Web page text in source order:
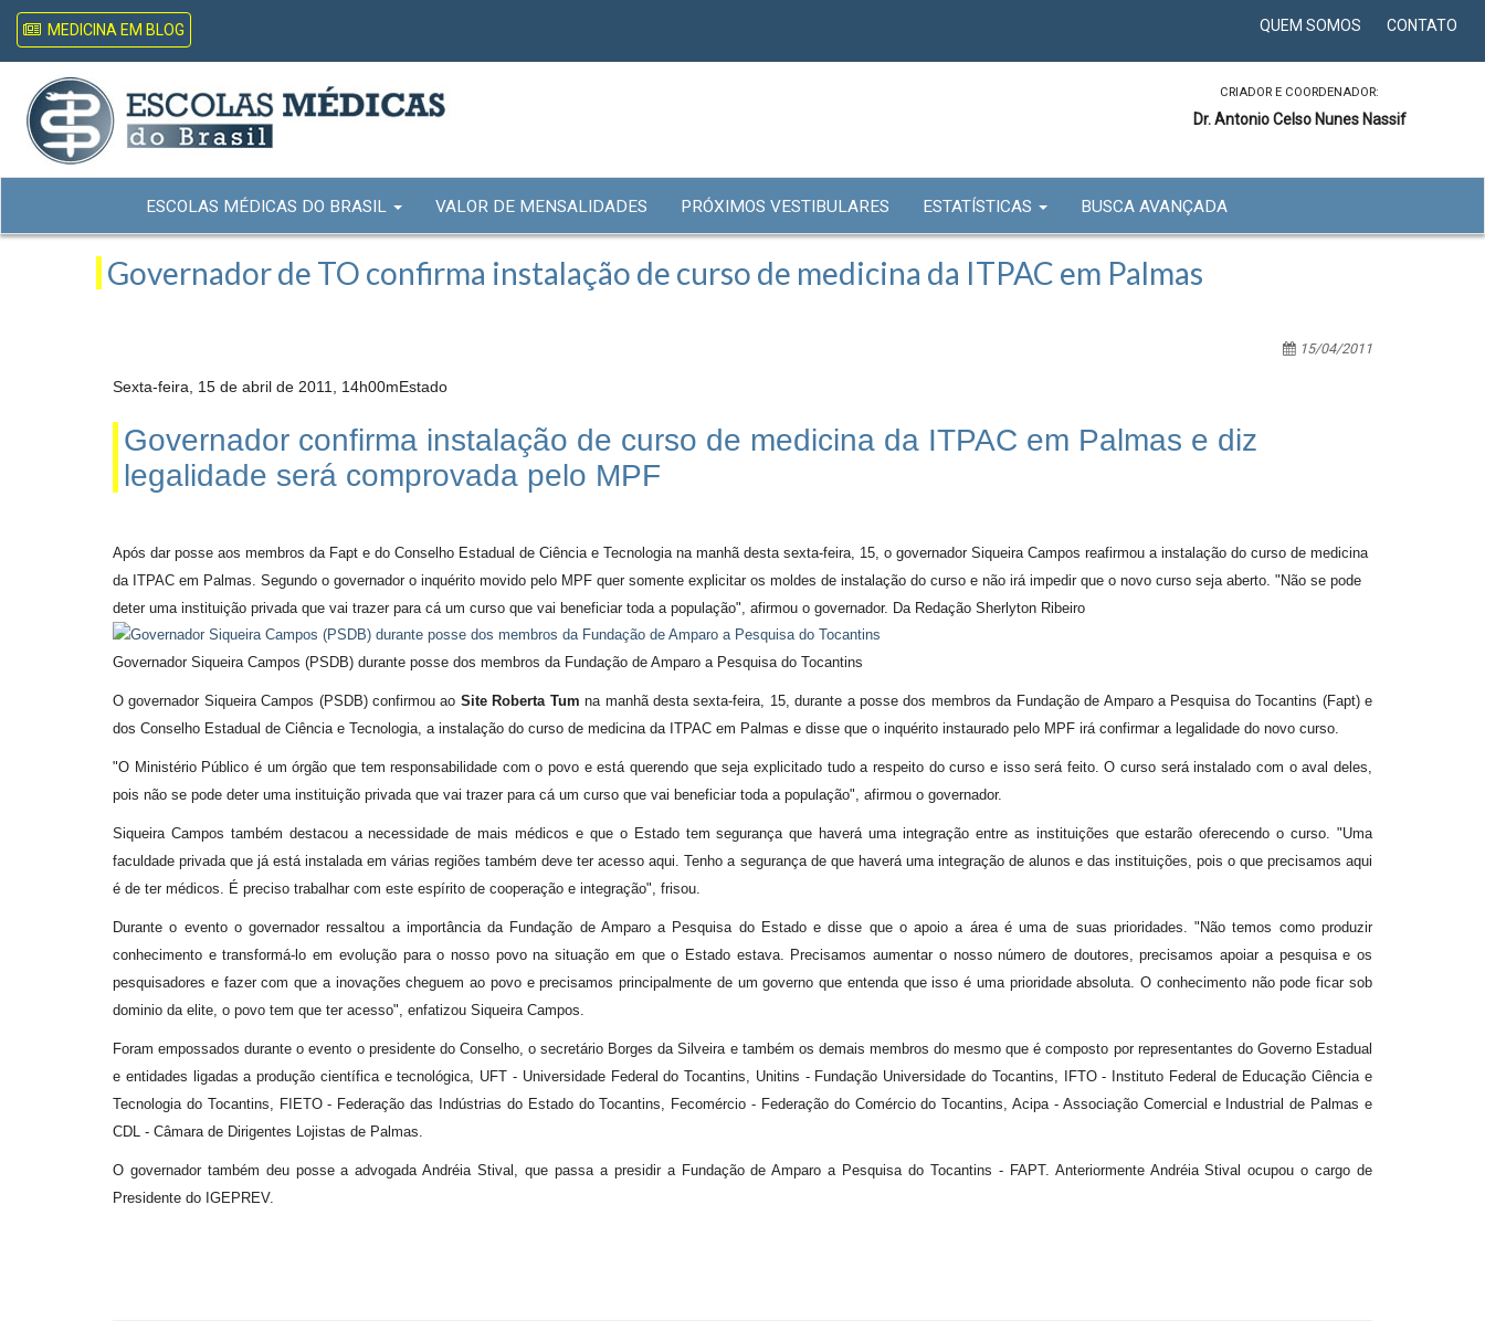
MEDICINA EM BLOG QUEM SOMOS CONTATO
CRIADOR E COORDENADOR:
Dr. Antonio Celso Nunes Nassif
ESCOLAS MÉDICAS DO BRASIL VALOR DE MENSALIDADES PRÓXIMOS VESTIBULARES ESTATÍSTICAS BUSCA AVANÇADA
Governador de TO confirma instalação de curso de medicina da ITPAC em Palmas
15/04/2011
Sexta-feira, 15 de abril de 2011, 14h00mEstado
Governador confirma instalação de curso de medicina da ITPAC em Palmas e diz
legalidade será comprovada pelo MPF
Após dar posse aos membros da Fapt e do Conselho Estadual de Ciência e Tecnologia na manhã desta sexta-feira, 15, o governador Siqueira Campos reafirmou a instalação do curso de medicina
da ITPAC em Palmas. Segundo o governador o inquérito movido pelo MPF quer somente explicitar os moldes de instalação do curso e não irá impedir que o novo curso seja aberto. "Não se pode
deter uma instituição privada que vai trazer para cá um curso que vai beneficiar toda a população", afirmou o governador. Da Redação Sherlyton Ribeiro
Governador Siqueira Campos (PSDB) durante posse dos membros da Fundação de Amparo a Pesquisa do Tocantins
O governador Siqueira Campos (PSDB) confirmou ao Site Roberta Tum na manhã desta sexta-feira, 15, durante a posse dos membros da Fundação de Amparo a Pesquisa do Tocantins (Fapt) e
dos Conselho Estadual de Ciência e Tecnologia, a instalação do curso de medicina da ITPAC em Palmas e disse que o inquérito instaurado pelo MPF irá confirmar a legalidade do novo curso.
"O Ministério Público é um órgão que tem responsabilidade com o povo e está querendo que seja explicitado tudo a respeito do curso e isso será feito. O curso será instalado com o aval deles,
pois não se pode deter uma instituição privada que vai trazer para cá um curso que vai beneficiar toda a população", afirmou o governador.
Siqueira Campos também destacou a necessidade de mais médicos e que o Estado tem segurança que haverá uma integração entre as instituições que estarão oferecendo o curso. "Uma
faculdade privada que já está instalada em várias regiões também deve ter acesso aqui. Tenho a segurança de que haverá uma integração de alunos e das instituições, pois o que precisamos aqui
é de ter médicos. É preciso trabalhar com este espírito de cooperação e integração", frisou.
Durante o evento o governador ressaltou a importância da Fundação de Amparo a Pesquisa do Estado e disse que o apoio a área é uma de suas prioridades. "Não temos como produzir
conhecimento e transformá-lo em evolução para o nosso povo na situação em que o Estado estava. Precisamos aumentar o nosso número de doutores, precisamos apoiar a pesquisa e os
pesquisadores e fazer com que a inovações cheguem ao povo e precisamos principalmente de um governo que entenda que isso é uma prioridade absoluta. O conhecimento não pode ficar sob
dominio da elite, o povo tem que ter acesso", enfatizou Siqueira Campos.
Foram empossados durante o evento o presidente do Conselho, o secretário Borges da Silveira e também os demais membros do mesmo que é composto por representantes do Governo Estadual
e entidades ligadas a produção científica e tecnológica, UFT - Universidade Federal do Tocantins, Unitins - Fundação Universidade do Tocantins, IFTO - Instituto Federal de Educação Ciência e
Tecnologia do Tocantins, FIETO - Federação das Indústrias do Estado do Tocantins, Fecomércio - Federação do Comércio do Tocantins, Acipa - Associação Comercial e Industrial de Palmas e
CDL - Câmara de Dirigentes Lojistas de Palmas.
O governador também deu posse a advogada Andréia Stival, que passa a presidir a Fundação de Amparo a Pesquisa do Tocantins - FAPT. Anteriormente Andréia Stival ocupou o cargo de
Presidente do IGEPREV.